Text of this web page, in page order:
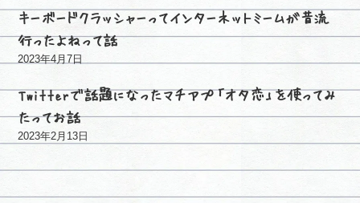
キーボードクラッシャーってインターネットミームが昔流
行ったよねって話
2023年4月7日
Twitterで話題になったマチアプ「オタ恋」を使ってみ
たってお話
2023年2月13日